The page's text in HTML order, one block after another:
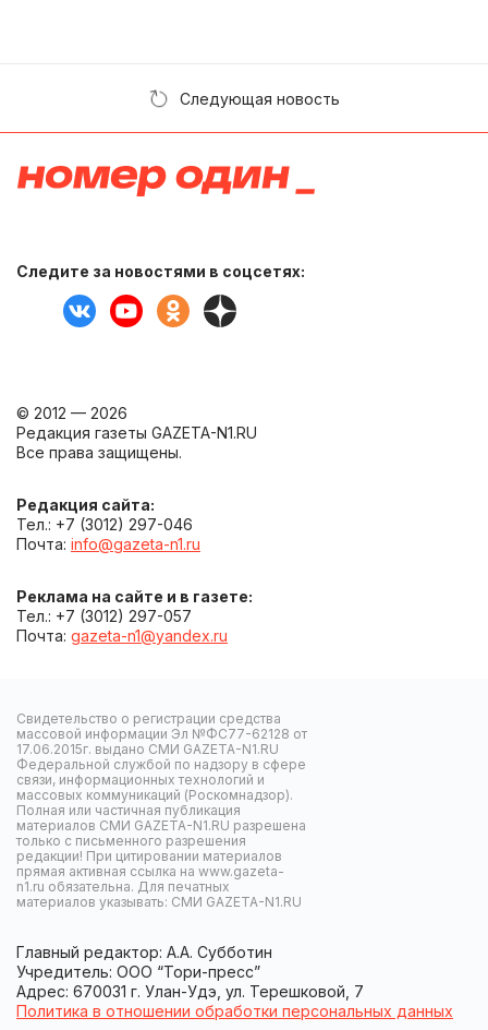
Следующая новость
Следите за новостями в соцсетях:
© 2012 — 2026
Редакция газеты GAZETA-N1.RU
Все права защищены.
Редакция сайта:
Тел.: +7 (3012) 297-046
Почта: info@gazeta-n1.ru
Реклама на сайте и в газете:
Тел.: +7 (3012) 297-057
Почта: gazeta-n1@yandex.ru
Свидетельство о регистрации средства
массовой информации Эл №ФС77-62128 от
17.06.2015г. выдано СМИ GAZETA-N1.RU
Федеральной службой по надзору в сфере
связи, информационных технологий и
массовых коммуникаций (Роскомнадзор).
Полная или частичная публикация
материалов СМИ GAZETA-N1.RU разрешена
только с письменного разрешения
редакции! При цитировании материалов
прямая активная ссылка на www.gazeta-
n1.ru обязательна. Для печатных
материалов указывать: СМИ GAZETA-N1.RU
Главный редактор: А.А. Субботин
Учредитель: ООО “Тори-пресс”
Адрес: 670031 г. Улан-Удэ, ул. Терешковой, 7
Политика в отношении обработки персональных данных